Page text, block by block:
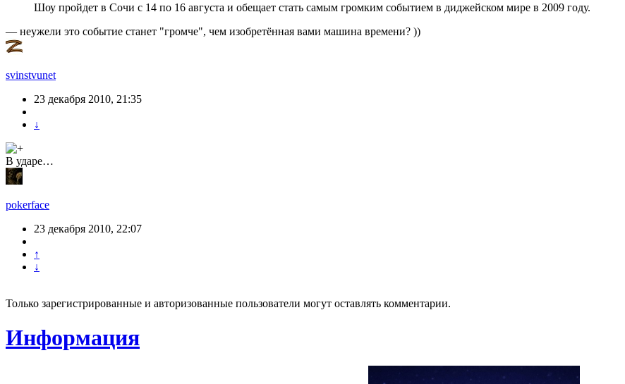
Шоу пройдет в Сочи с 14 по 16 августа и обещает стать самым громким событием в диджейском мире в 2009 году.
— неужели это событие станет "громче", чем изобретённая вами машина времени? ))
svinstvunet
23 декабря 2010, 21:35
↓
В ударе…
pokerface
23 декабря 2010, 22:07
↑
↓
Только зарегистрированные и авторизованные пользователи могут оставлять комментарии.
Информация